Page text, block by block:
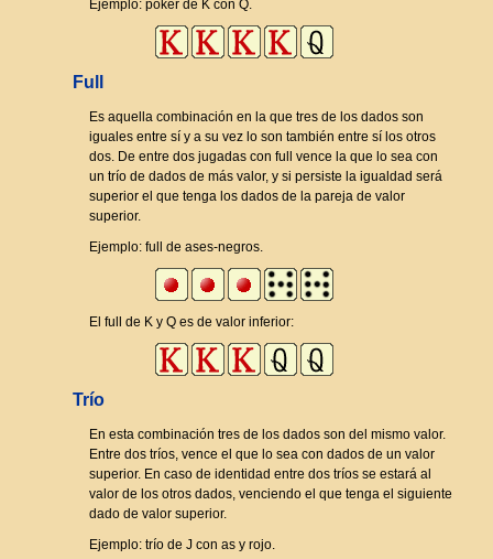
Ejemplo: póker de K con Q.
Full
Es aquella combinación en la que tres de los dados son
iguales entre sí y a su vez lo son también entre sí los otros
dos. De entre dos jugadas con full vence la que lo sea con
un trío de dados de más valor, y si persiste la igualdad será
superior el que tenga los dados de la pareja de valor
superior.
Ejemplo: full de ases-negros.
El full de K y Q es de valor inferior:
Trío
En esta combinación tres de los dados son del mismo valor.
Entre dos tríos, vence el que lo sea con dados de un valor
superior. En caso de identidad entre dos tríos se estará al
valor de los otros dados, venciendo el que tenga el siguiente
dado de valor superior.
Ejemplo: trío de J con as y rojo.